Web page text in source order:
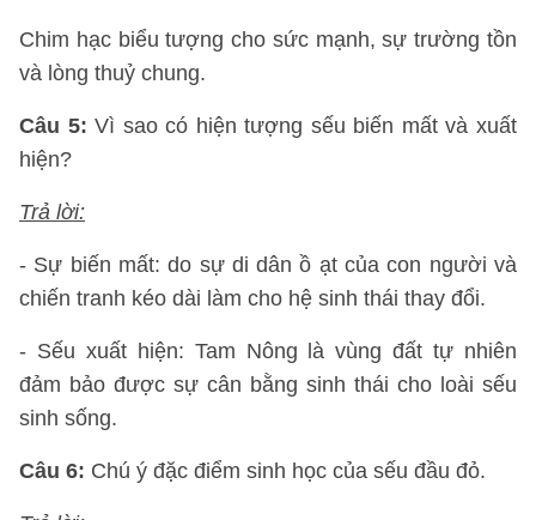
Chim hạc biểu tượng cho sức mạnh, sự trường tồn
và lòng thuỷ chung.
Câu 5: Vì sao có hiện tượng sếu biến mất và xuất
hiện?
Trả lời:
- Sự biến mất: do sự di dân ồ ạt của con người và
chiến tranh kéo dài làm cho hệ sinh thái thay đổi.
- Sếu xuất hiện: Tam Nông là vùng đất tự nhiên
đảm bảo được sự cân bằng sinh thái cho loài sếu
sinh sống.
Câu 6: Chú ý đặc điểm sinh học của sếu đầu đỏ.